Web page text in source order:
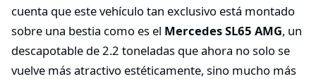
cuenta que este vehículo tan exclusivo está montado
sobre una bestia como es el Mercedes SL65 AMG, un
descapotable de 2.2 toneladas que ahora no solo se
vuelve más atractivo estéticamente, sino mucho más